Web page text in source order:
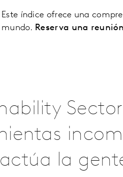
Este índice ofrece una
mundo. Reserva una
la